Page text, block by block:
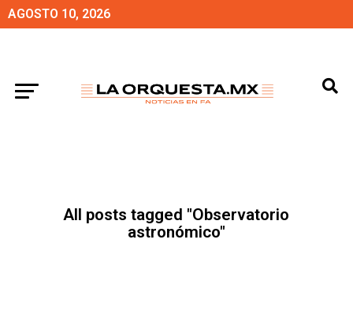
AGOSTO 10, 2026
All posts tagged "Observatorio
astronómico"